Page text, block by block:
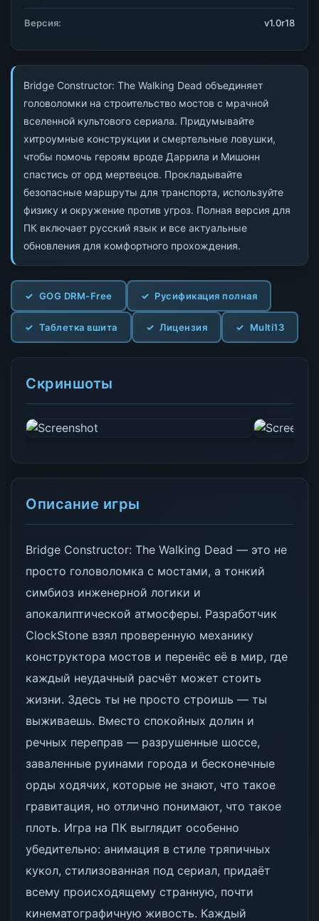
Bridge Constructor: The Walking Dead объединяет
головоломки на строительство мостов с мрачной
вселенной культового сериала. Придумывайте
хитроумные конструкции и смертельные ловушки,
чтобы помочь героям вроде Даррила и Мишонн
спастись от орд мертвецов. Прокладывайте
безопасные маршруты для транспорта, используйте
физику и окружение против угроз. Полная версия для
ПК включает русский язык и все актуальные
обновления для комфортного прохождения.
GOG DRM-Free Русификация полная
Таблетка вшита Лицензия Multi13
Скриншоты
Описание игры
Bridge Constructor: The Walking Dead — это не
просто головоломка с мостами, а тонкий
симбиоз инженерной логики и
апокалиптической атмосферы. Разработчик
ClockStone взял проверенную механику
конструктора мостов и перенёс её в мир, где
каждый неудачный расчёт может стоить
жизни. Здесь ты не просто строишь — ты
выживаешь. Вместо спокойных долин и
речных переправ — разрушенные шоссе,
заваленные руинами города и бесконечные
орды ходячих, которые не знают, что такое
гравитация, но отлично понимают, что такое
плоть. Игра на ПК выглядит особенно
убедительно: анимация в стиле тряпичных
кукол, стилизованная под сериал, придаёт
всему происходящему странную, почти
кинематографичную живость. Каждый
Версия: v1.0r18